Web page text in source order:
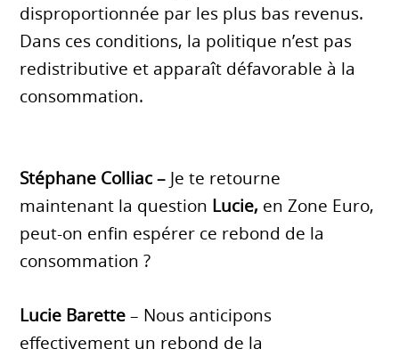
disproportionnée par les plus bas revenus.
Dans ces conditions, la politique n’est pas
redistributive et apparaît défavorable à la
consommation.
Stéphane Colliac – Je te retourne
maintenant la question Lucie, en Zone Euro,
peut-on enfin espérer ce rebond de la
consommation ?
Lucie Barette– Nous anticipons
effectivement un rebond de la